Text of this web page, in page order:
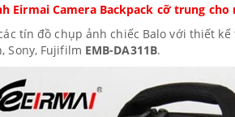
Eirmai Camera Backpack cỡ trung cho
tín đồ chụp ảnh chiếc Balo với thiết
Sony, Fujifilm EMB-DA311B.